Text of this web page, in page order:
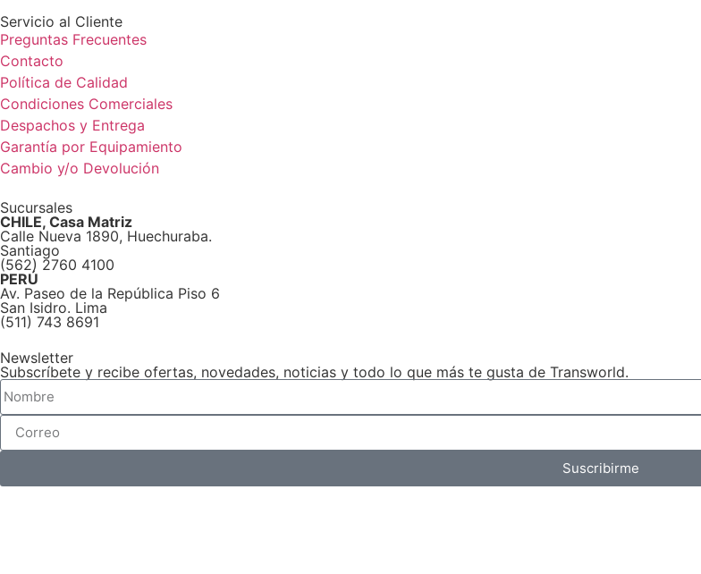
Servicio al Cliente
Preguntas Frecuentes
Contacto
Política de Calidad
Condiciones Comerciales
Despachos y Entrega
Garantía por Equipamiento
Cambio y/o Devolución
Sucursales
CHILE, Casa Matriz
Calle Nueva 1890, Huechuraba.
Santiago
(562) 2760 4100
PERÚ
Av. Paseo de la República Piso 6
San Isidro. Lima
(511) 743 8691
Newsletter
Subscríbete y recibe ofertas, novedades, noticias y todo lo que más te gusta de Transworld.
Suscribirme